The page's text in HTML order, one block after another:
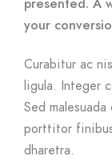
presented. A
your
Curabitur ac
ligula. Integer
Sed
porttitor
dharetra.